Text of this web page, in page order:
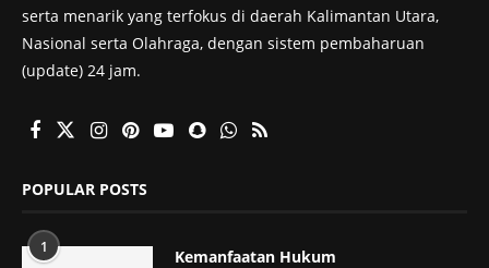
serta menarik yang terfokus di daerah Kalimantan Utara,
Nasional serta Olahraga, dengan sistem pembaharuan
(update) 24 jam.
POPULAR POSTS
1 Kemanfaatan Hukum